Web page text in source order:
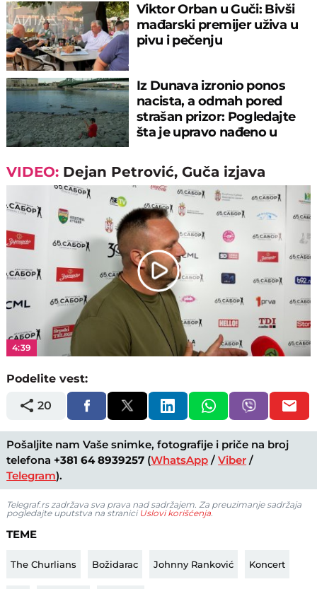
Viktor Orban u Guči: Bivši
mađarski premijer uživa u
pivu i pečenju
Iz Dunava izronio ponos
nacista, a odmah pored
strašan prizor: Pogledajte
šta je upravo nađeno u
VIDEO: Dejan Petrović, Guča izjava
Play
Video
4:39
Podelite vest:
20
Pošaljite nam Vaše snimke, fotografije i priče na broj
telefona +381 64 8939257 (WhatsApp /Viber /
Telegram).
Telegraf.rs zadržava sva prava nad sadržajem. Za preuzimanje sadržaja
pogledajte uputstva na stranici Uslovi korišćenja.
TEME
The Churlians Božidarac Johnny Ranković Koncert